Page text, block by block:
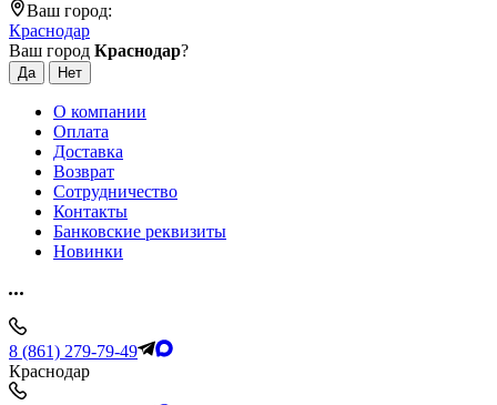
Ваш город:
Краснодар
Ваш город Краснодар?
О компании
Оплата
Доставка
Возврат
Сотрудничество
Контакты
Банковские реквизиты
Новинки
8 (861) 279-79-49
Краснодар